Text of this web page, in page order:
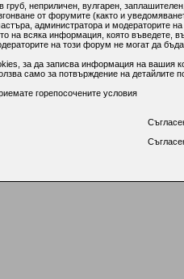
неприличен, вулгарен,
от форумите (както и
администратора и модераторите
на всяка информация, която въведете,
на този форум не могат да
за да записва информация на вашия
само за потвърждение на детайлите
горепосочените условия